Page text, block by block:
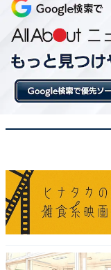
魅力度が最も上
魅力度の伸び率が
ポイント増でした
ます。2位は「奈
県」で3.3ポイント